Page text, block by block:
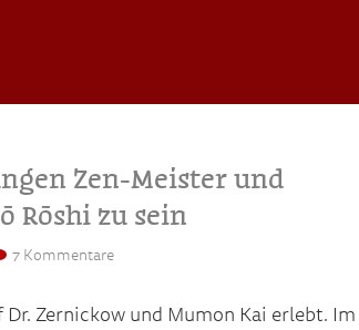
Zen-Meister und
Rōshi zu sein
7 Kommentare
Zernickow und Mumon Kai erlebt. Im